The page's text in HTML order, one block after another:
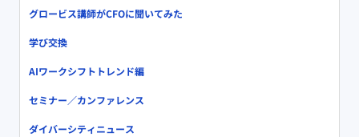
グロービス講師がCFOに聞いてみた
学び交換
AIワークシフトトレンド編
セミナー／カンファレンス
ダイバーシティニュース